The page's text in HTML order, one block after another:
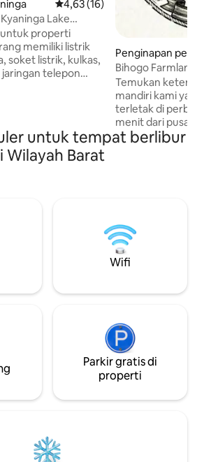
Nilai rata-rata 4,63 dari 5, 16
4,63 (16)
Lake
untuk properti
memiliki listrik
soket listrik, kulkas,
telepon
danau, berjalan kaki
danau,
- pondok yang
Penginapan
ra
Bihogo Farmland
Temukan
mandiri kami
terletak di
menit dari pusat
pedesaan
dengan indah
peristirahatan
nyaman dengan
abad ke-21.
langit malam
untuk tempat berlibur
Wilayah Barat
Wifi
Parkir gratis di
properti